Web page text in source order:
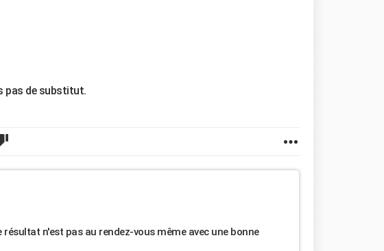
pas de substitut.
résultat n'est pas au rendez-vous même avec une bonne